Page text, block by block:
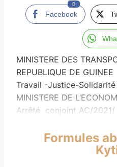
Facebook
0
MINISTERE DES
REPUBLIQUE DE GUINEE
Travail -Justice-Solidarité
MINISTERE DE
Arrêté conjoint AC/2021/
Formules